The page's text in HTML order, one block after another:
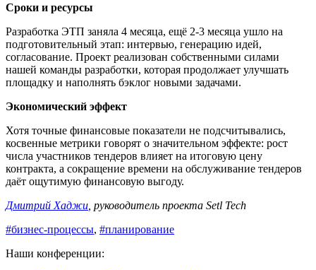
Сроки и ресурсы
Разработка ЭТП заняла 4 месяца, ещё 2-3 месяца ушло на
подготовительный этап: интервью, генерацию идей,
согласование. Проект реализован собственными силами
нашей команды разработки, которая продолжает улучшать
площадку и наполнять бэклог новыми задачами.
Экономический эффект
Хотя точные финансовые показатели не подсчитывались,
косвенные метрики говорят о значительном эффекте: рост
числа участников тендеров влияет на итоговую цену
контракта, а сокращение времени на обслуживание тендеров
даёт ощутимую финансовую выгоду.
Дмитрий Хаджи , руководитель проекта Setl Tech
#бизнес-процессы, #планирование
Наши конференции: